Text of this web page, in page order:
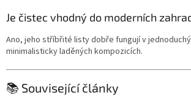
Je čistec vhodný do moderních
Ano, jeho stříbřité listy dobře fungují v
minimalisticky laděných kompozicích.
📚 Související články